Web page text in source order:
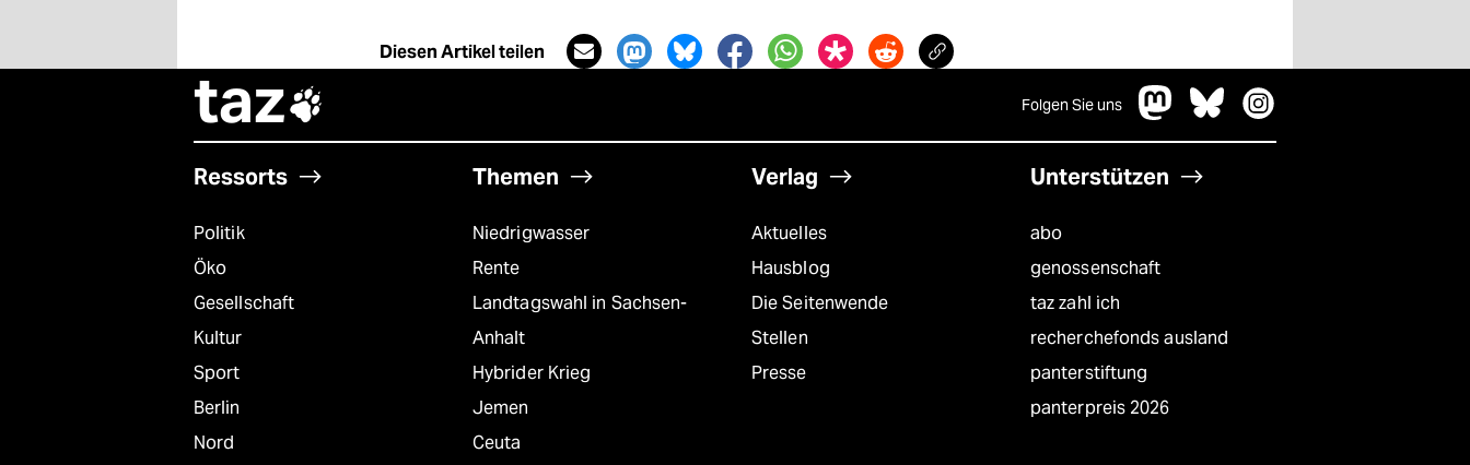
Diesen Artikel teilen
taz Folgen Sie uns
Ressorts
Politik
Öko
Gesellschaft
Kultur
Sport
Berlin
Nord
Themen
Niedrigwasser
Rente
Landtagswahl in Sachsen-
Anhalt
Hybrider Krieg
Jemen
Ceuta
Verlag
Aktuelles
Hausblog
Die Seitenwende
Stellen
Presse
Unterstützen
abo
genossenschaft
taz zahl ich
recherchefonds ausland
panterstiftung
panterpreis 2026